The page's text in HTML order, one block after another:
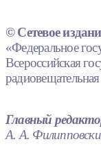
© Сетевое
«Федеральное
Всероссийская
Главный
А. А.